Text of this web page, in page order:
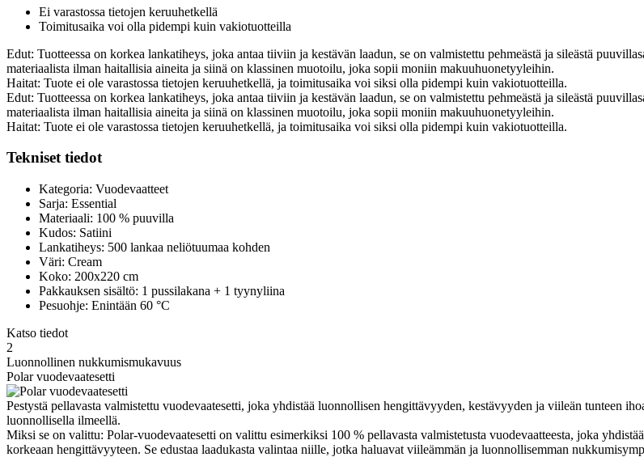
Ei varastossa tietojen keruuhetkellä
Toimitusaika voi olla pidempi kuin vakiotuotteilla
Edut: Tuotteessa on korkea lankatiheys, joka antaa tiiviin ja kestävän laadun, se on valmistettu pehmeästä ja sileästä
materiaalista ilman haitallisia aineita ja siinä on klassinen muotoilu, joka sopii moniin makuuhuonetyyleihin.
Haitat: Tuote ei ole varastossa tietojen keruuhetkellä, ja toimitusaika voi siksi olla pidempi kuin vakiotuotteilla.
Edut: Tuotteessa on korkea lankatiheys, joka antaa tiiviin ja kestävän laadun, se on valmistettu pehmeästä ja sileästä
materiaalista ilman haitallisia aineita ja siinä on klassinen muotoilu, joka sopii moniin makuuhuonetyyleihin.
Haitat: Tuote ei ole varastossa tietojen keruuhetkellä, ja toimitusaika voi siksi olla pidempi kuin vakiotuotteilla.
Tekniset tiedot
Kategoria: Vuodevaatteet
Sarja: Essential
Materiaali: 100 % puuvilla
Kudos: Satiini
Lankatiheys: 500 lankaa neliötuumaa kohden
Väri: Cream
Koko: 200x220 cm
Pakkauksen sisältö: 1 pussilakana + 1 tyynyliina
Pesuohje: Enintään 60 °C
Katso tiedot
2
Luonnollinen nukkumismukavuus
Polar vuodevaatesetti
Pestystä pellavasta valmistettu vuodevaatesetti, joka yhdistää luonnollisen hengittävyyden, kestävyyden ja viileän tunteen
luonnollisella ilmeellä.
Miksi se on valittu: Polar-vuodevaatesetti on valittu esimerkiksi 100 % pellavasta valmistetusta vuodevaatteesta, joka
korkeaan hengittävyyteen. Se edustaa laadukasta valintaa niille, jotka haluavat viileämmän ja luonnollisemman